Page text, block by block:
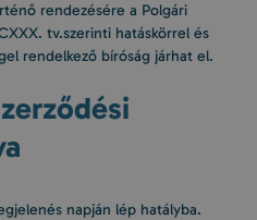
rendezésére a Polgári
tv.szerinti hatáskörrel és
rendelkező bíróság járhat el.
napján lép hatályba.